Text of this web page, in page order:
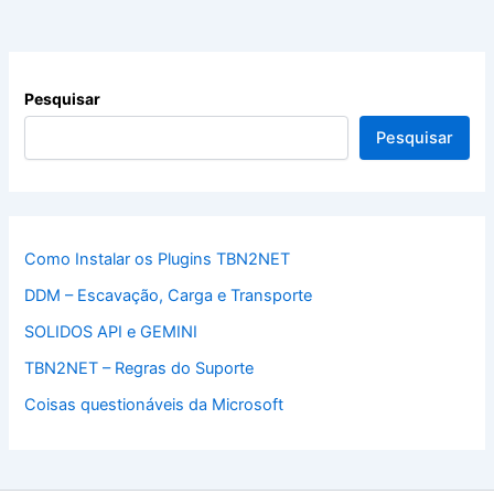
Pesquisar
Pesquisar
Como Instalar os Plugins TBN2NET
DDM – Escavação, Carga e Transporte
SOLIDOS API e GEMINI
TBN2NET – Regras do Suporte
Coisas questionáveis da Microsoft